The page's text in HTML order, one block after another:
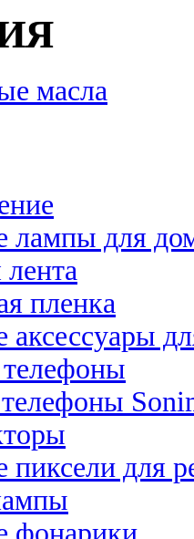
масла
лампы для
пленка
пиксели для